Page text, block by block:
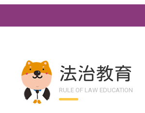
法治教育
RULE OF LAW EDUCATION